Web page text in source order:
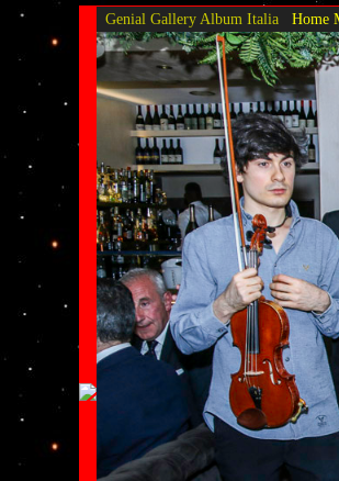
Genial Gallery Album Italia Home